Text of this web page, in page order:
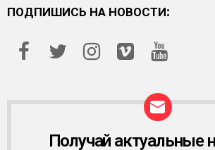
ПОДПИШИСЬ НА НОВОСТИ:
Получай актуальные